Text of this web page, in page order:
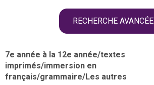
RECHERCHE AVANCÉE
7e année à la 12e année/textes
imprimés/immersion en
français/grammaire/Les autres